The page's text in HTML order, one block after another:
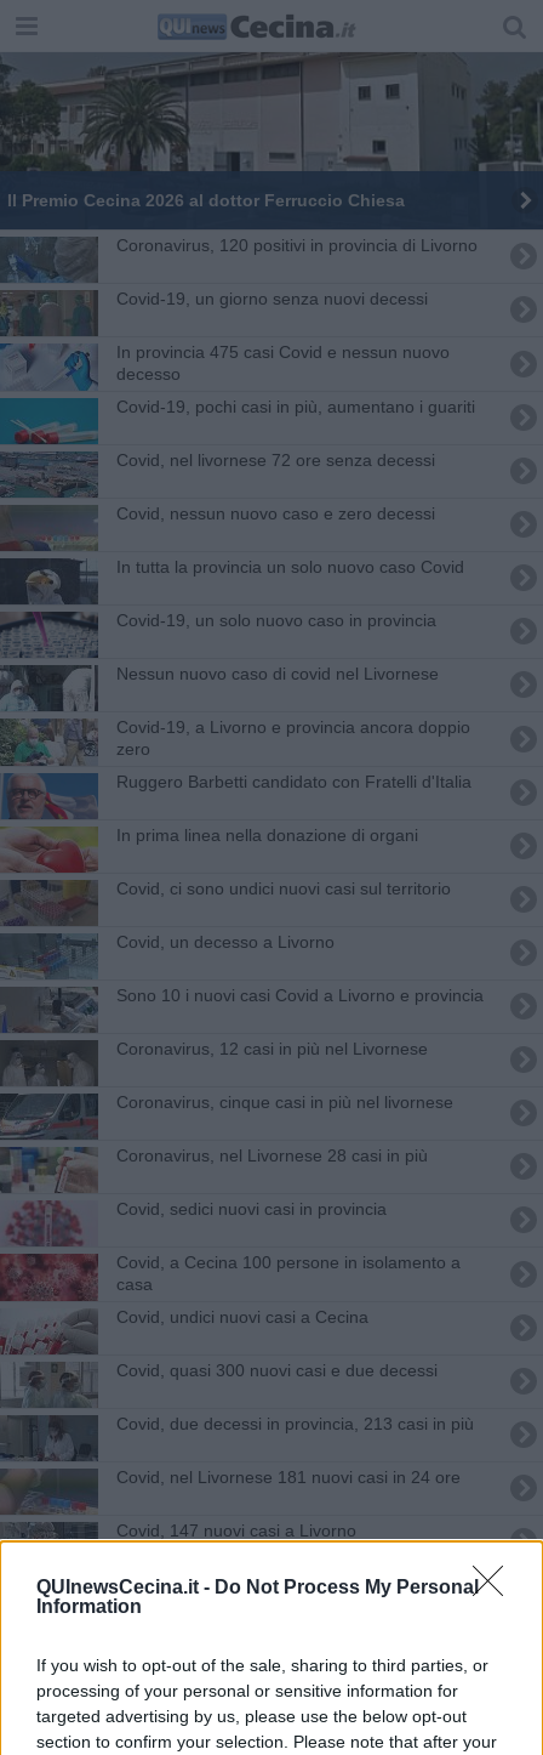
QUInewsCecina.it - Do Not Process My Personal
Information
If you wish to opt-out of the sale, sharing to third parties, or
processing of your personal or sensitive information for
targeted advertising by us, please use the below opt-out
section to confirm your selection. Please note that after your
Il Premio Cecina 2026 al dottor Ferruccio Chiesa
Coronavirus, 120 positivi in provincia di Livorno
Covid-19, un giorno senza nuovi decessi
In provincia 475 casi Covid e nessun nuovo
decesso
Covid-19, pochi casi in più, aumentano i guariti
Covid, nel livornese 72 ore senza decessi
Covid, nessun nuovo caso e zero decessi
In tutta la provincia un solo nuovo caso Covid
Covid-19, un solo nuovo caso in provincia
Nessun nuovo caso di covid nel Livornese
Covid-19, a Livorno e provincia ancora doppio
zero
Ruggero Barbetti candidato con Fratelli d'Italia
In prima linea nella donazione di organi
Covid, ci sono undici nuovi casi sul territorio
Covid, un decesso a Livorno
Sono 10 i nuovi casi Covid a Livorno e provincia
Coronavirus, 12 casi in più nel Livornese
Coronavirus, cinque casi in più nel livornese
Coronavirus, nel Livornese 28 casi in più
Covid, sedici nuovi casi in provincia
Covid, a Cecina 100 persone in isolamento a
casa
Covid, undici nuovi casi a Cecina
Covid, quasi 300 nuovi casi e due decessi
Covid, due decessi in provincia, 213 casi in più
Covid, nel Livornese 181 nuovi casi in 24 ore
Covid, 147 nuovi casi a Livorno
Bollettino 7 novembre
Covid, due decessi nel livornese, altri 150 casi
Bollettino 18 novembre